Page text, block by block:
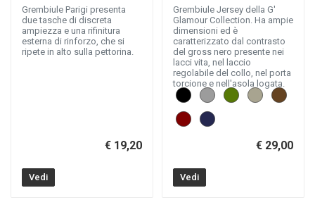
Grembiule Parigi presenta
due tasche di discreta
ampiezza e una rifinitura
esterna di rinforzo, che si
ripete in alto sulla pettorina.
€ 19,20
Vedi
Grembiule Jersey della G'
Glamour Collection. Ha ampie
dimensioni ed è
caratterizzato dal contrasto
del gross nero presente nei
lacci vita, nel laccio
regolabile del collo, nel porta
torcione e nell'asola logata.
€ 29,00
Vedi